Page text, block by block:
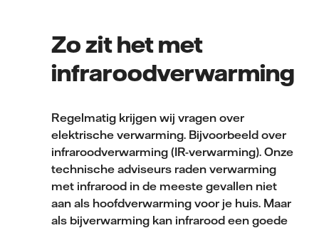
Zo zit het met
infraroodverwarming
Regelmatig krijgen wij vragen over
elektrische verwarming. Bijvoorbeeld over
infraroodverwarming (IR-verwarming). Onze
technische adviseurs raden verwarming
met infrarood in de meeste gevallen niet
aan als hoofdverwarming voor je huis. Maar
als bijverwarming kan infrarood een goede